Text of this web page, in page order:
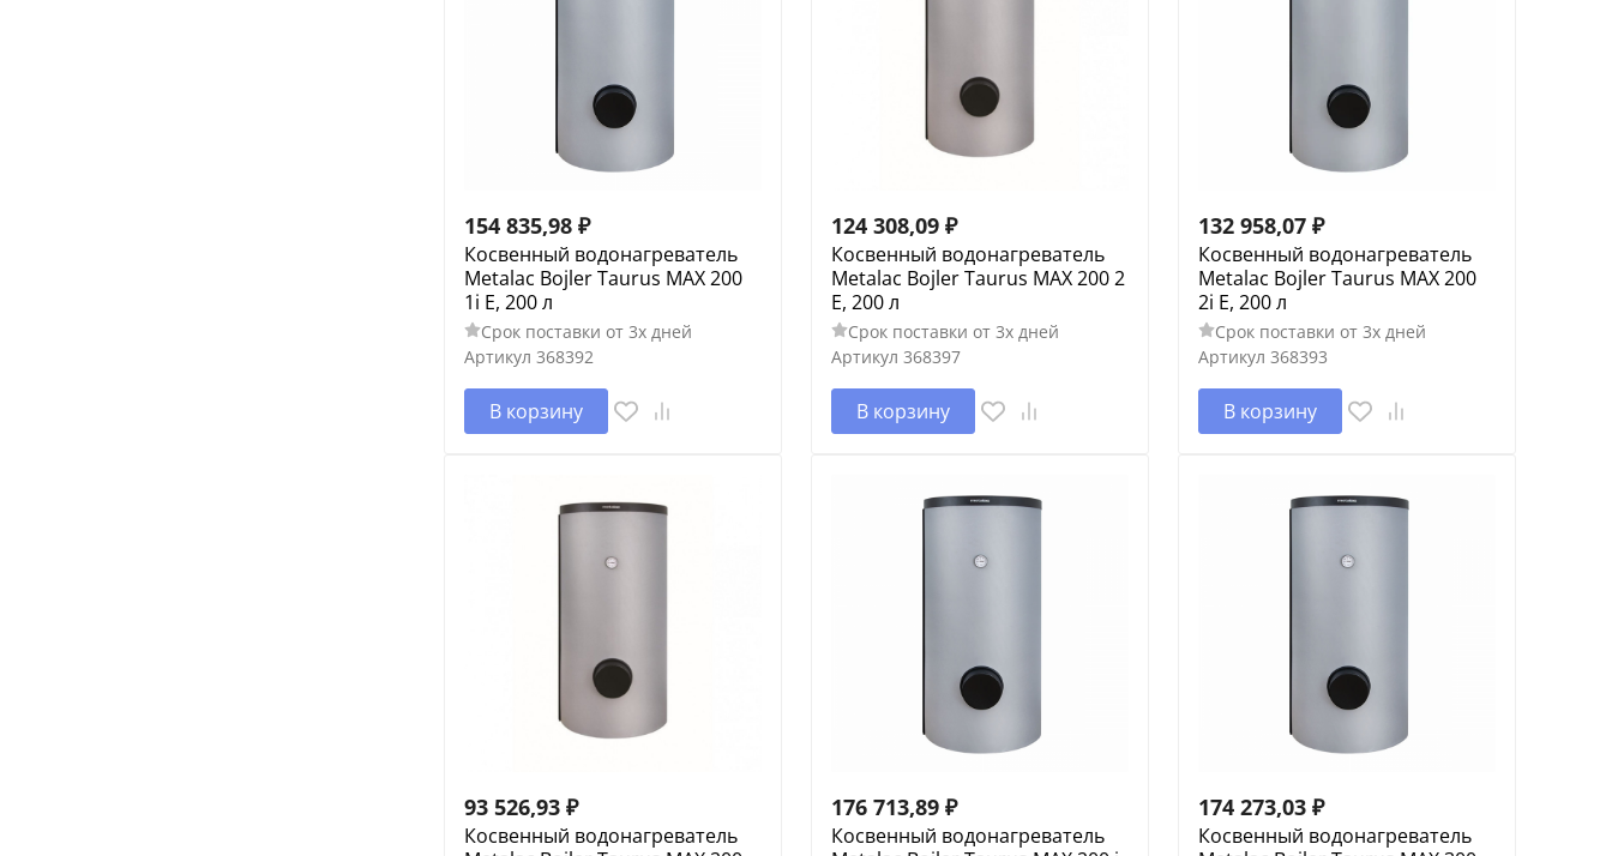
154 835,98 ₽
Косвенный водонагреватель
Metalac Bojler Taurus MAX 200
1i E, 200 л
Срок поставки от 3х дней
Артикул 368392
В корзину
124 308,09 ₽
Косвенный водонагреватель
Metalac Bojler Taurus MAX 200 2
E, 200 л
Срок поставки от 3х дней
Артикул 368397
В корзину
132 958,07 ₽
Косвенный водонагреватель
Metalac Bojler Taurus MAX 200
2i E, 200 л
Срок поставки от 3х дней
Артикул 368393
В корзину
93 526,93 ₽
Косвенный водонагреватель
176 713,89 ₽
Косвенный водонагреватель
174 273,03 ₽
Косвенный водонагреватель